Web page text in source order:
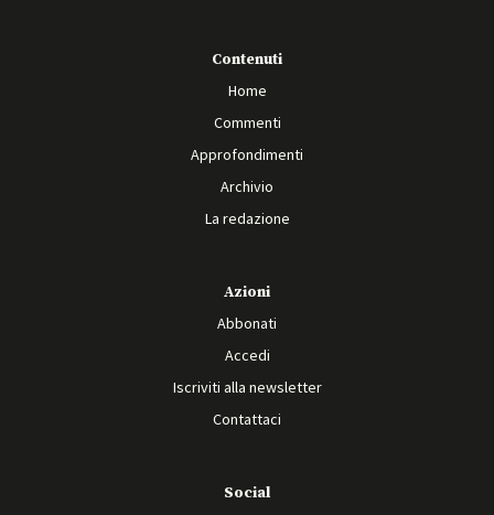
Contenuti
Home
Commenti
Approfondimenti
Archivio
La redazione
Azioni
Abbonati
Accedi
Iscriviti alla newsletter
Contattaci
Social